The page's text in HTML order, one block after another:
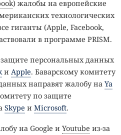
) жалобы на европейские
технологических
гиганты (Apple, Facebook,
в программе PRISM.
персональных данных
и Apple. Баварскому комитету
направят жалобу на Ya
по защите
Skype и Microsoft.
на Google и Youtube из-за